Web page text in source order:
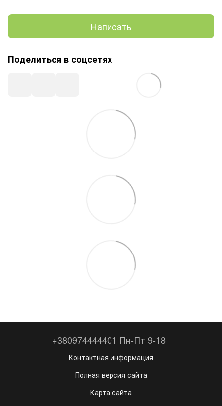
Написать
Поделиться в соцсетях
+380974444401 Пн-Пт 9-18
Контактная информация
Полная версия сайта
Карта сайта